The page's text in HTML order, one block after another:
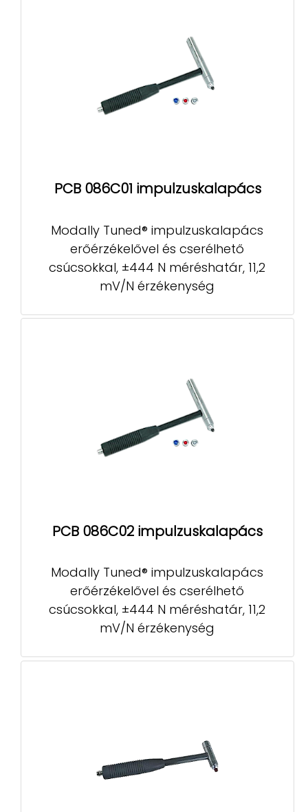
PCB 086C01 impulzuskalapács
Modally Tuned® impulzuskalapács
erőérzékelővel és cserélhető
csúcsokkal, ±444 N méréshatár, 11,2
mV/N érzékenység
PCB 086C02 impulzuskalapács
Modally Tuned® impulzuskalapács
erőérzékelővel és cserélhető
csúcsokkal, ±444 N méréshatár, 11,2
mV/N érzékenység